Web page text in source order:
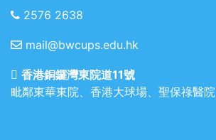
2576 2638
mail@bwcups.edu.hk
香港銅鑼灣東院道11號
毗鄰東華東院、香港大球場、聖保祿醫院